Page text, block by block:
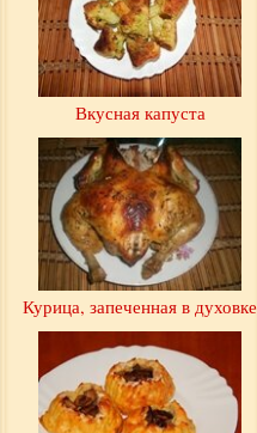
Вкусная капуста
Курица, запеченная в духовке